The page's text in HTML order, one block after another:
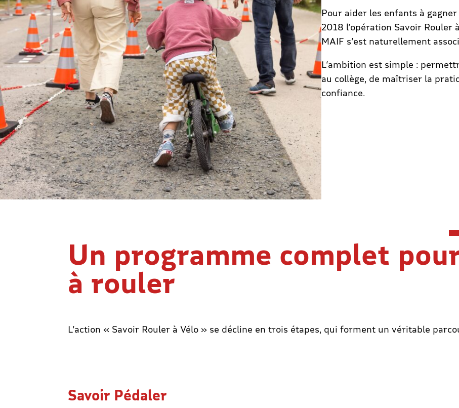
Pour aider les enfants à
2018 l’opération Savoir Rouler
MAIF s’est naturellement
L’ambition est simple :
au collège, de maîtriser la
confiance.
Un programme complet
à rouler
L’action « Savoir Rouler à Vélo » se décline en trois étapes, qui forment un véritable
Savoir Pédaler